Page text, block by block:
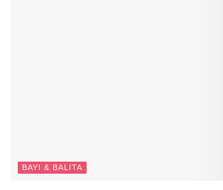
BAYI & BALITA